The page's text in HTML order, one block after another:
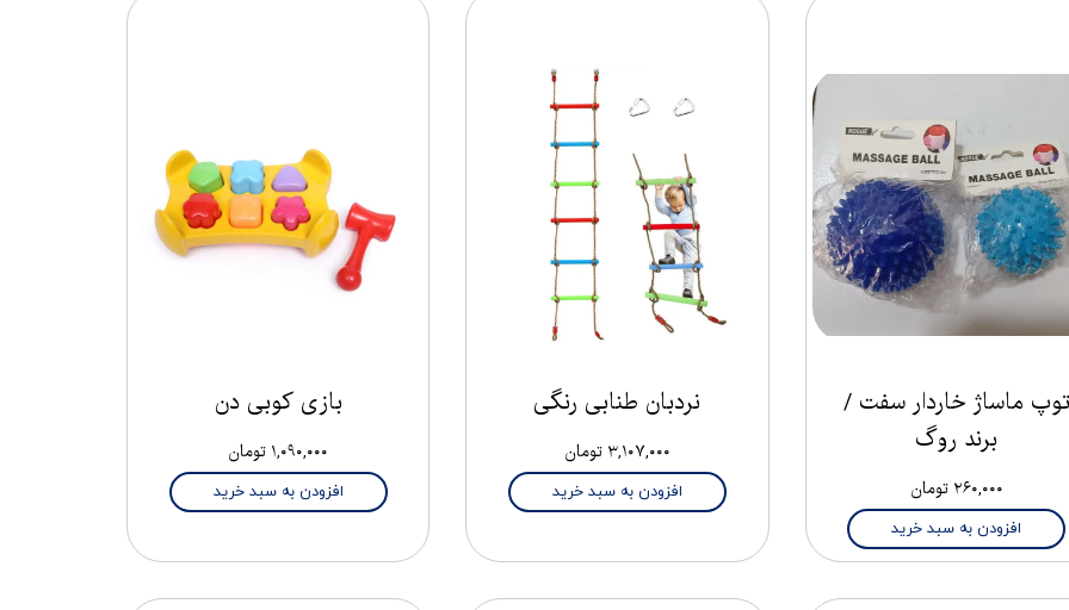
توپ ماساژ خاردار سفت /
برند روگ
۲۶۰,۰۰۰ تومان
افزودن به سبد خرید
نردبان طنابی رنگی
۳,۱۰۷,۰۰۰ تومان
افزودن به سبد خرید
بازی کوبی دن
۱,۰۹۰,۰۰۰ تومان
افزودن به سبد خرید